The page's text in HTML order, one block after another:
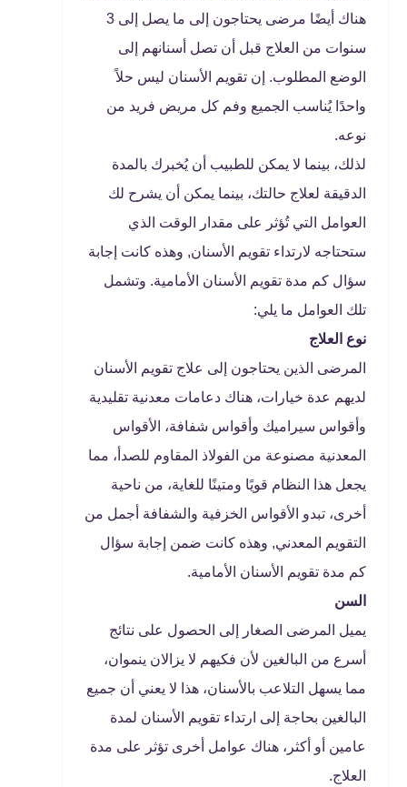
هناك أيضًا مرضى يحتاجون إلى ما يصل إلى 3
سنوات من العلاج قبل أن تصل أسنانهم إلى
الوضع المطلوب. إن تقويم الأسنان ليس حلاً
واحدًا يُناسب الجميع وفم كل مريض فريد من
نوعه.
لذلك، بينما لا يمكن للطبيب أن يُخبرك بالمدة
الدقيقة لعلاج حالتك، بينما يمكن أن يشرح لك
العوامل التي تُؤثر على مقدار الوقت الذي
ستحتاجه لارتداء تقويم الأسنان, وهذه كانت إجابة
سؤال كم مدة تقويم الأسنان الأمامية. وتشمل
تلك العوامل ما يلي:
نوع العلاج
المرضى الذين يحتاجون إلى علاج تقويم الأسنان
لديهم عدة خيارات، هناك دعامات معدنية تقليدية
وأقواس سيراميك وأقواس شفافة، الأقواس
المعدنية مصنوعة من الفولاذ المقاوم للصدأ، مما
يجعل هذا النظام قويًا ومتينًا للغاية، من ناحية
أخرى، تبدو الأقواس الخزفية والشفافة أجمل من
التقويم المعدني, وهذه كانت ضمن إجابة سؤال
كم مدة تقويم الأسنان الأمامية.
السن
يميل المرضى الصغار إلى الحصول على نتائج
أسرع من البالغين لأن فكيهم لا يزالان ينموان،
مما يسهل التلاعب بالأسنان، هذا لا يعني أن جميع
البالغين بحاجة إلى ارتداء تقويم الأسنان لمدة
عامين أو أكثر، هناك عوامل أخرى تؤثر على مدة
العلاج.